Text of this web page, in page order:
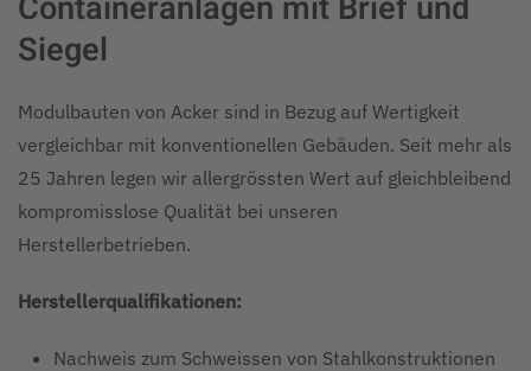
Siegel
Modulbauten von Acker sind in Bezug auf Wertigkeit
vergleichbar mit konventionellen Gebäuden. Seit mehr als
25 Jahren legen wir allergrössten Wert auf gleichbleibend
kompromisslose Qualität bei unseren
Herstellerbetrieben.
Herstellerqualifikationen:
Nachweis zum Schweissen von Stahlkonstruktionen